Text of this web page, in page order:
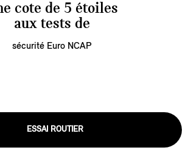
cote de 5 étoiles
aux tests de
sécurité Euro NCAP
ESSAI ROUTIER